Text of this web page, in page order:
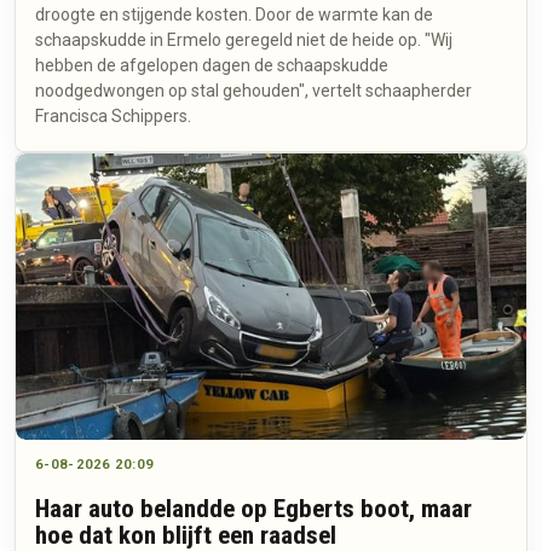
droogte en stijgende kosten. Door de warmte kan de
schaapskudde in Ermelo geregeld niet de heide op. "Wij
hebben de afgelopen dagen de schaapskudde
noodgedwongen op stal gehouden", vertelt schaapherder
Francisca Schippers.
6-08-2026 20:09
Haar auto belandde op Egberts boot, maar
hoe dat kon blijft een raadsel